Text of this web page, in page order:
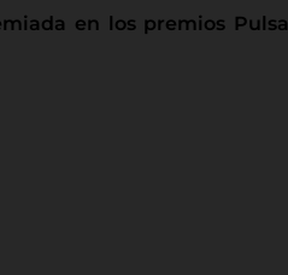
en los premios